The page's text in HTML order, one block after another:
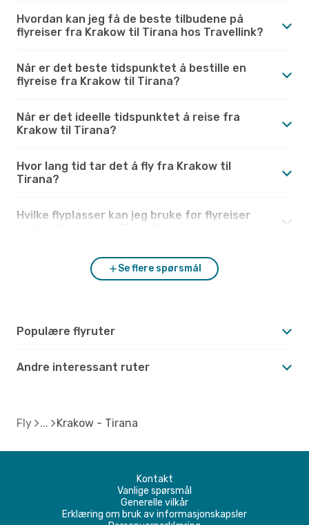
Hvordan kan jeg få de beste tilbudene på
flyreiser fra Krakow til Tirana hos Travellink?
Når er det beste tidspunktet å bestille en
flyreise fra Krakow til Tirana?
Når er det ideelle tidspunktet å reise fra
Krakow til Tirana?
Hvor lang tid tar det å fly fra Krakow til
Tirana?
Hvilke flyplasser kan jeg bruke for flyreiser
Se flere spørsmål
Populære flyruter
Andre interessant ruter
Fly Krakow - Tirana
Kontakt
Vanlige spørsmål
Generelle vilkår
Erklæring om bruk av informasjonskapsler